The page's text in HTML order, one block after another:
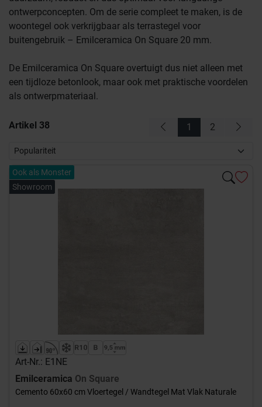
ontwerpconcepten. Om de serie compleet te maken, is de
woontegel ook verkrijgbaar als terrastegel voor
buitengebruik – Emilceramica On Square 20 mm.
De Emilceramica On Square overtuigt dus niet alleen met
een tijdloze betonlook, maar ook met praktische voordelen
als ontwerpmateriaal.
Artikel 38 1 2
Ook als Monster
Showroom
Art-Nr.: E1NE
Emilceramica On Square
Cemento 60x60 cm Vloertegel / Wandtegel Mat Vlak Naturale